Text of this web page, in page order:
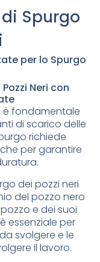
di Spurgo
per lo Spurgo
Neri con
è fondamentale
di scarico delle
richiede
per garantire
dei pozzi neri
del pozzo nero
e dei suoi
essenziale per
svolgere e le
il lavoro.